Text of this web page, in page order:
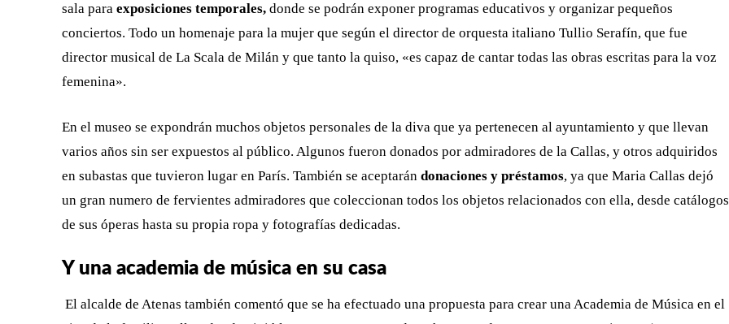
sala para exposiciones temporales, donde se podrán exponer programas educativos y organizar pequeños
conciertos. Todo un homenaje para la mujer que según el director de orquesta italiano Tullio Serafín, que fue
director musical de La Scala de Milán y que tanto la quiso, «es capaz de cantar todas las obras escritas para la voz
femenina».
En el museo se expondrán muchos objetos personales de la diva que ya pertenecen al ayuntamiento y que llevan
varios años sin ser expuestos al público. Algunos fueron donados por admiradores de la Callas, y otros adquiridos
en subastas que tuvieron lugar en París. También se aceptarán donaciones y préstamos, ya que Maria Callas dejó
un gran numero de fervientes admiradores que coleccionan todos los objetos relacionados con ella, desde catálogos
de sus óperas hasta su propia ropa y fotografías dedicadas.
Y una academia de música en su casa
El alcalde de Atenas también comentó que se ha efectuado una propuesta para crear una Academia de Música en el